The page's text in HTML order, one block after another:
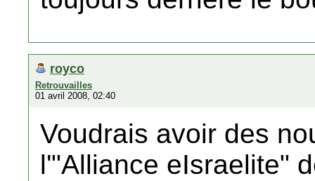
royco
Retrouvailles
01 avril 2008, 02:40
Voudrais avoir des
l'"Alliance eIsraelite"